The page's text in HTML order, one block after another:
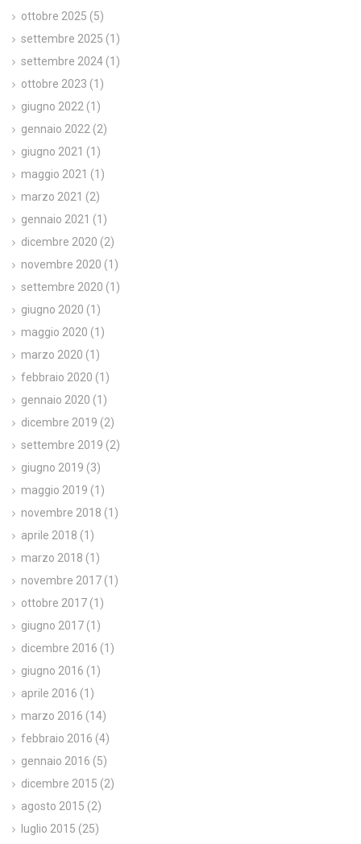
ottobre 2025 (5)
settembre 2025 (1)
settembre 2024 (1)
ottobre 2023 (1)
giugno 2022 (1)
gennaio 2022 (2)
giugno 2021 (1)
maggio 2021 (1)
marzo 2021 (2)
gennaio 2021 (1)
dicembre 2020 (2)
novembre 2020 (1)
settembre 2020 (1)
giugno 2020 (1)
maggio 2020 (1)
marzo 2020 (1)
febbraio 2020 (1)
gennaio 2020 (1)
dicembre 2019 (2)
settembre 2019 (2)
giugno 2019 (3)
maggio 2019 (1)
novembre 2018 (1)
aprile 2018 (1)
marzo 2018 (1)
novembre 2017 (1)
ottobre 2017 (1)
giugno 2017 (1)
dicembre 2016 (1)
giugno 2016 (1)
aprile 2016 (1)
marzo 2016 (14)
febbraio 2016 (4)
gennaio 2016 (5)
dicembre 2015 (2)
agosto 2015 (2)
luglio 2015 (25)